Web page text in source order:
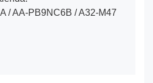
/ AA-PB9NC6B / A32-M47